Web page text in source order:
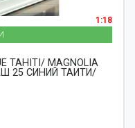
1:18
TAHITI/ MAGNOLIA
25 СИНИЙ ТАИТИ/